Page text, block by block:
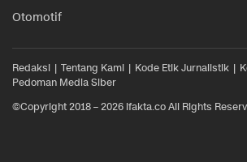
Otomotif
Redaksi Tentang Kami Kode Etik Jurnalistik
Pedoman Media Siber
©Copyright 2018 – 2026 ifakta.co All Rights